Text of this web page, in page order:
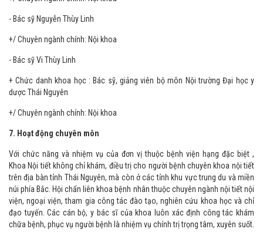
- Bác sỹ Nguyễn Thùy Linh
+/ Chuyên ngành chính: Nội khoa
- Bác sỹ Vi Thùy Linh
+ Chức danh khoa học : Bác sỹ, giảng viên bộ môn Nội trường Đại học y
dược Thái Nguyên
+/ Chuyên ngành chính: Nội khoa
7. Hoạt động chuyên môn
Với chức năng và nhiệm vụ của đơn vị thuộc bệnh viện hạng đặc biệt ,
Khoa Nội tiết không chỉ khám, điều trị cho người bệnh chuyên khoa nội tiết
trên địa bàn tỉnh Thái Nguyên, mà còn ở các tỉnh khu vực trung du và miền
núi phía Bắc. Hội chẩn liên khoa bệnh nhân thuộc chuyên ngành nội tiết nội
viện, ngoại viện, tham gia công tác đào tạo, nghiên cứu khoa học và chỉ
đạo tuyến. Các cán bộ, y bác sĩ của khoa luôn xác định công tác khám
chữa bệnh, phục vụ người bệnh là nhiệm vụ chính trị trọng tâm, xuyên suốt.